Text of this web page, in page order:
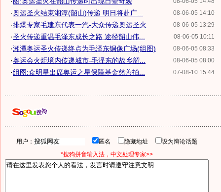
08-06-05 14:10
·奥运圣火结束湘潭(韶山)传递 明日将赴广...
08-06-05 13:29
·排爆专家毛建东代表一汽-大众传递奥运圣火
08-06-05 10:11
·圣火传递重温毛泽东成长之路 途径韶山伟...
08-06-05 08:33
·湘潭奥运圣火传递终点为毛泽东铜像广场(组图)
08-06-05 08:00
·奥运会火炬境内传递城市-毛泽东的故乡韶...
07-08-10 15:44
·组图:众明星出席奥运之星保障基金慈善拍...
用户： 匿名 隐藏地址
设为辩论话题
*搜狗拼音输入法，中文处理专家>>